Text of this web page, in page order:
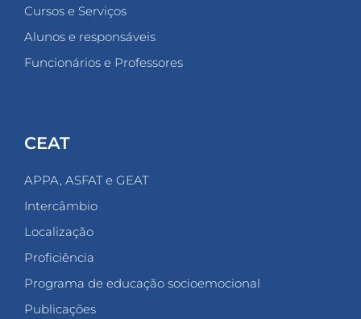
Cursos e Serviços
Alunos e responsáveis
Funcionários e Professores
CEAT
APPA, ASFAT e GEAT
Intercâmbio
Localização
Proficiência
Programa de educação socioemocional
Publicações